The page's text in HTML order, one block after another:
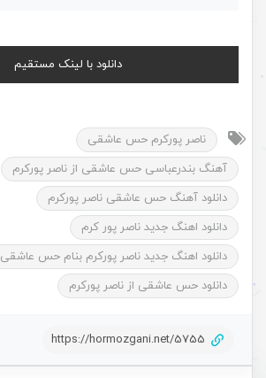
دانلود با لینک مستقیم
ناصر پورکرم حس عاشقی
آهنگ بندرعباسی حس عاشقی از ناصر پورکرم
دانلود آهنگ حس عاشقی ناصر پورکرم
دانلود اهنگ جدید ناصر پور کرم
دانلود اهنگ جدید ناصر پورکرم بنام حس عاشقی
دانلود حس عاشقی از ناصر پورکرم
https://hormozgani.net/5755